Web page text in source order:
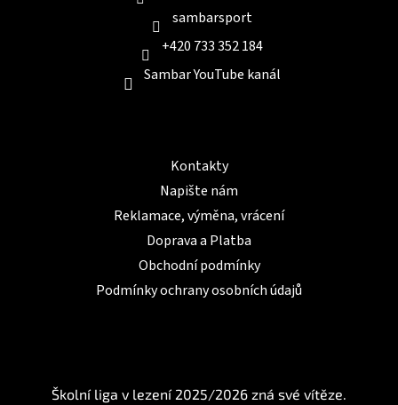
sambarsport
+420 733 352 184
Sambar YouTube kanál
Kontakty
Napište nám
Reklamace, výměna, vrácení
Doprava a Platba
Obchodní podmínky
Podmínky ochrany osobních údajů
Školní liga v lezení 2025/2026 zná své vítěze.